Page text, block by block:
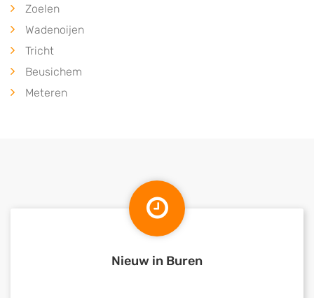
Zoelen
Wadenoijen
Tricht
Beusichem
Meteren
Nieuw in Buren